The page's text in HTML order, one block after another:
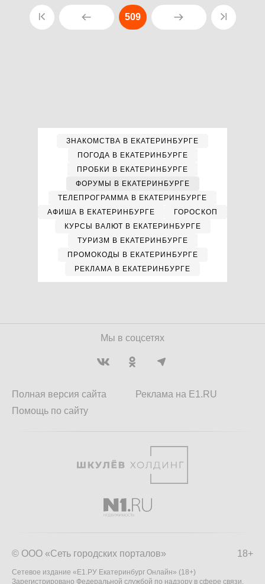
509
ЗНАКОМСТВА В ЕКАТЕРИНБУРГЕ
ПОГОДА В ЕКАТЕРИНБУРГЕ
ПРОБКИ В ЕКАТЕРИНБУРГЕ
ФОРУМЫ В ЕКАТЕРИНБУРГЕ
ТЕЛЕПРОГРАММА В ЕКАТЕРИНБУРГЕ
АФИША В ЕКАТЕРИНБУРГЕ
ГОРОСКОП
КУРСЫ ВАЛЮТ В ЕКАТЕРИНБУРГЕ
ТУРИЗМ В ЕКАТЕРИНБУРГЕ
ПРОМОКОДЫ В ЕКАТЕРИНБУРГЕ
РЕКЛАМА В ЕКАТЕРИНБУРГЕ
Мы в соцсетях
Полная версия сайта
Помощь по сайту
Реклама на E1.RU
18+
© ООО «Сеть городских порталов»
Сетевое издание «Е1.РУ Екатеринбург Онлайн» (18+)
Зарегистрировано Федеральной службой по надзору в сфере связи,